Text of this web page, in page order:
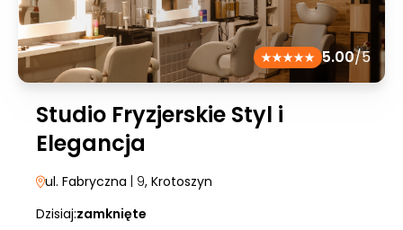
5.00/5
Studio Fryzjerskie Styl i
Elegancja
ul. Fabryczna | 9, Krotoszyn
Dzisiaj:zamknięte